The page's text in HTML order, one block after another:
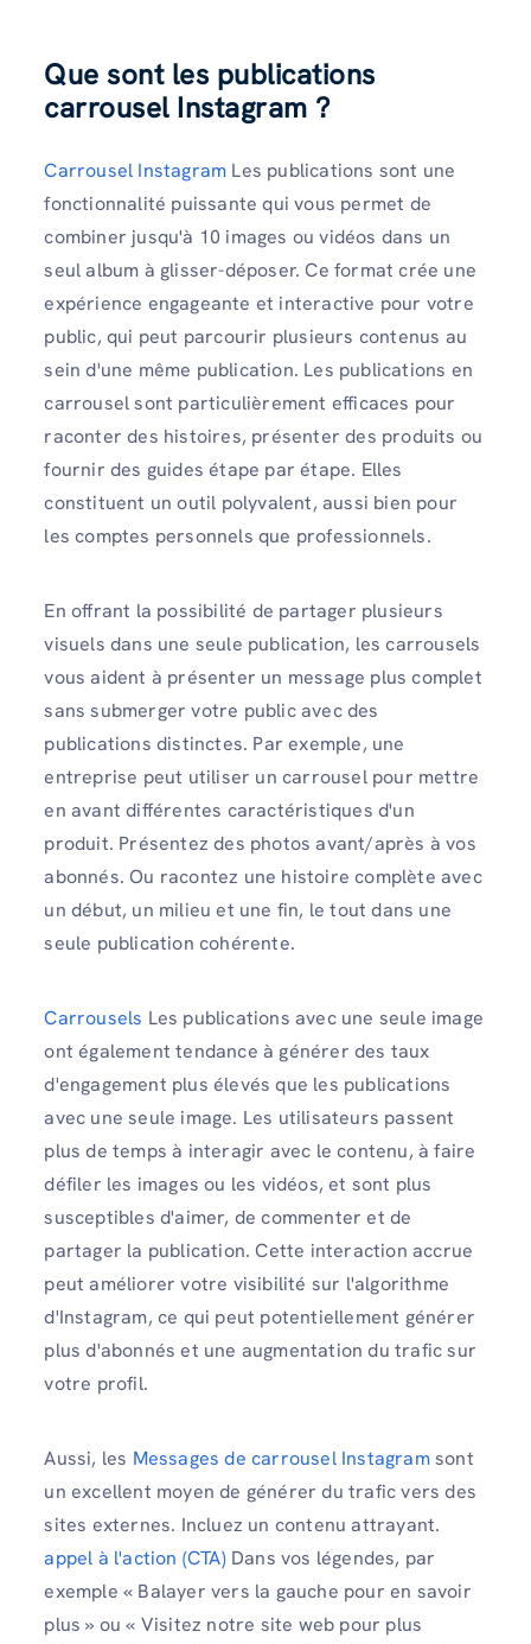
Que sont les publications
carrousel Instagram ?
Carrousel Instagram Les publications sont une
fonctionnalité puissante qui vous permet de
combiner jusqu'à 10 images ou vidéos dans un
seul album à glisser-déposer. Ce format crée une
expérience engageante et interactive pour votre
public, qui peut parcourir plusieurs contenus au
sein d'une même publication. Les publications en
carrousel sont particulièrement efficaces pour
raconter des histoires, présenter des produits ou
fournir des guides étape par étape. Elles
constituent un outil polyvalent, aussi bien pour
les comptes personnels que professionnels.
En offrant la possibilité de partager plusieurs
visuels dans une seule publication, les carrousels
vous aident à présenter un message plus complet
sans submerger votre public avec des
publications distinctes. Par exemple, une
entreprise peut utiliser un carrousel pour mettre
en avant différentes caractéristiques d'un
produit. Présentez des photos avant/après à vos
abonnés. Ou racontez une histoire complète avec
un début, un milieu et une fin, le tout dans une
seule publication cohérente.
Carrousels Les publications avec une seule image
ont également tendance à générer des taux
d'engagement plus élevés que les publications
avec une seule image. Les utilisateurs passent
plus de temps à interagir avec le contenu, à faire
défiler les images ou les vidéos, et sont plus
susceptibles d'aimer, de commenter et de
partager la publication. Cette interaction accrue
peut améliorer votre visibilité sur l'algorithme
d'Instagram, ce qui peut potentiellement générer
plus d'abonnés et une augmentation du trafic sur
votre profil.
Aussi, les Messages de carrousel Instagramsont
un excellent moyen de générer du trafic vers des
sites externes. Incluez un contenu attrayant.
appel à l'action (CTA)Dans vos légendes, par
exemple « Balayer vers la gauche pour en savoir
plus » ou « Visitez notre site web pour plus